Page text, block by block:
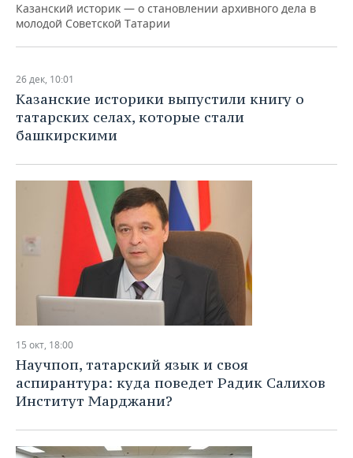
Казанский историк — о становлении архивного дела в
молодой Советской Татарии
26 дек, 10:01
Казанские историки выпустили книгу о
татарских селах, которые стали
башкирскими
15 окт, 18:00
Научпоп, татарский язык и своя
аспирантура: куда поведет Радик Салихов
Институт Марджани?